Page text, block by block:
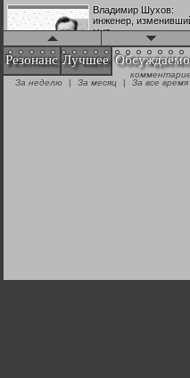
Владимир Шухов:
инженер,
мир
"Аркадий Коц" на
эгалите-фесте "Не
Резонанс Лучшее
За неделю
| За месяц | За все время